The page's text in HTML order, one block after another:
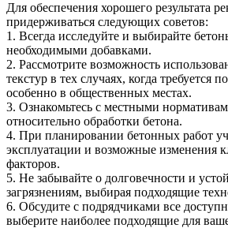
Для обеспечения хорошего результата
придерживаться следующих советов:
1. Всегда исследуйте и выбирайте
необходимыми добавками.
2. Рассмотрите возможность
текстур в тех случаях, когда требуется
особенно в общественных местах.
3. Ознакомьтесь с местными
относительно обработки бетона.
4. При планировании бетонных работ
эксплуатации и возможные изменения
факторов.
5. Не забывайте о долговечности и
загрязнениям, выбирая подходящие
6. Обсудите с подрядчиками все
выберите наиболее подходящие для